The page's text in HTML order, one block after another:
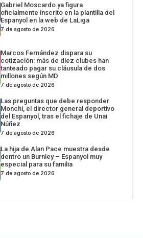
Gabriel Moscardo ya figura
oficialmente inscrito en la plantilla del
Espanyol en la web de LaLiga
7 de agosto de 2026
Marcos Fernández dispara su
cotización: más de diez clubes han
tanteado pagar su cláusula de dos
millones según MD
7 de agosto de 2026
Las preguntas que debe responder
Monchi, el director general deportivo
del Espanyol, tras el fichaje de Unai
Núñez
7 de agosto de 2026
La hija de Alan Pace muestra desde
dentro un Burnley – Espanyol muy
especial para su familia
7 de agosto de 2026